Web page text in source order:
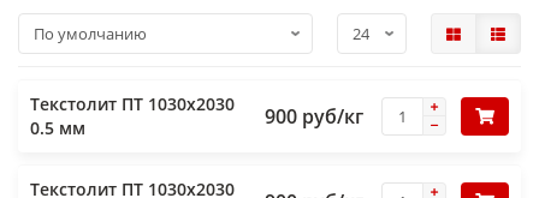
Текстолит ПТ 1030х2030
0.5 мм
900 руб/кг
Текстолит ПТ 1030х2030